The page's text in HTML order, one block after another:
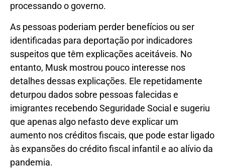
processando o governo.
As pessoas poderiam perder benefícios ou ser
identificadas para deportação por indicadores
suspeitos que têm explicações aceitáveis. No
entanto, Musk mostrou pouco interesse nos
detalhes dessas explicações. Ele repetidamente
deturpou dados sobre pessoas falecidas e
imigrantes recebendo Seguridade Social e sugeriu
que apenas algo nefasto deve explicar um
aumento nos créditos fiscais, que pode estar ligado
às expansões do crédito fiscal infantil e ao alívio da
pandemia.